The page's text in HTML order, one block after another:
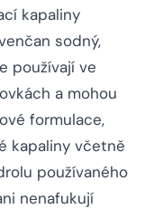
kapaliny
sodný,
používají ve
a mohou
formulace,
kapaliny včetně
používaného
nenafukují